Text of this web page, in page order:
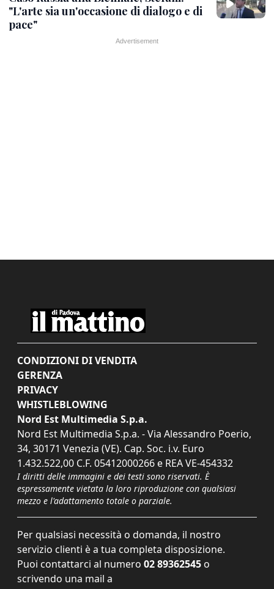
"L'arte sia un'occasione di dialogo e di
pace"
CONDIZIONI DI VENDITA
GERENZA
PRIVACY
WHISTLEBLOWING
Nord Est Multimedia S.p.a.
Nord Est Multimedia S.p.a. - Via Alessandro Poerio,
34, 30171 Venezia (VE). Cap. Soc. i.v. Euro
1.432.522,00 C.F. 05412000266 e REA VE-454332
I diritti delle immagini e dei testi sono riservati. È
espressamente vietata la loro riproduzione con qualsiasi
mezzo e l'adattamento totale o parziale.
Per qualsiasi necessità o domanda, il nostro
servizio clienti è a tua completa disposizione.
Puoi contattarci al numero 02 89362545 o
scrivendo una mail a